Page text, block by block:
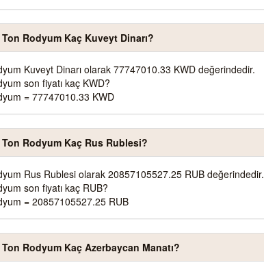
Rodyum Kaç Kuveyt Dinarı?
Kuveyt Dinarı olarak 77747010.33 KWD değerindedir.
son fiyatı kaç KWD?
= 77747010.33 KWD
Rodyum Kaç Rus Rublesi?
Rus Rublesi olarak 20857105527.25 RUB değerindedir.
son fiyatı kaç RUB?
= 20857105527.25 RUB
Rodyum Kaç Azerbaycan Manatı?